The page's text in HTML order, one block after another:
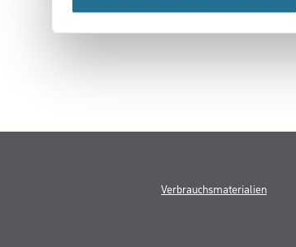
Verbrauchsmaterialien